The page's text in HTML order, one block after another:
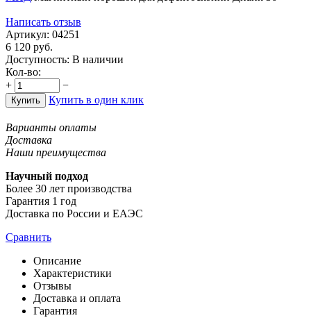
Написать отзыв
Артикул: 04251
6 120 руб.
Доступность: В наличии
Кол-во:
+
−
Купить Купить в один клик
Варианты оплаты
Доставка
Наши преимущества
Научный подход
Более 30 лет производства
Гарантия 1 год
Доставка по России и ЕАЭС
Сравнить
Описание
Характеристики
Отзывы
Доставка и оплата
Гарантия